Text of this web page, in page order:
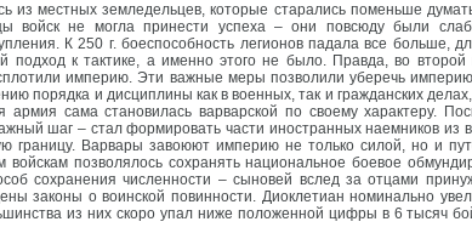
из местных земледельцев, которые старались поменьше
войск не могла принести успеха – они повсюду были
К 250 г. боеспособность легионов падала все больше,
подход к тактике, а именно этого не было. Правда, во
империю. Эти важные меры позволили уберечь
порядка и дисциплины как в военных, так и гражданских
сама становилась варварской по своему характеру.
шаг – стал формировать части иностранных наемников из
границу. Варвары завоюют империю не только силой, но и
войскам позволялось сохранять национальное боевое
сохранения численности – сыновей вслед за отцами
законы о воинской повинности. Диоклетиан номинально
из них скоро упал ниже положенной цифры в 6 тысяч